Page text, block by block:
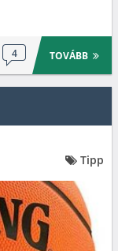
4 TOVÁBB
Tipp